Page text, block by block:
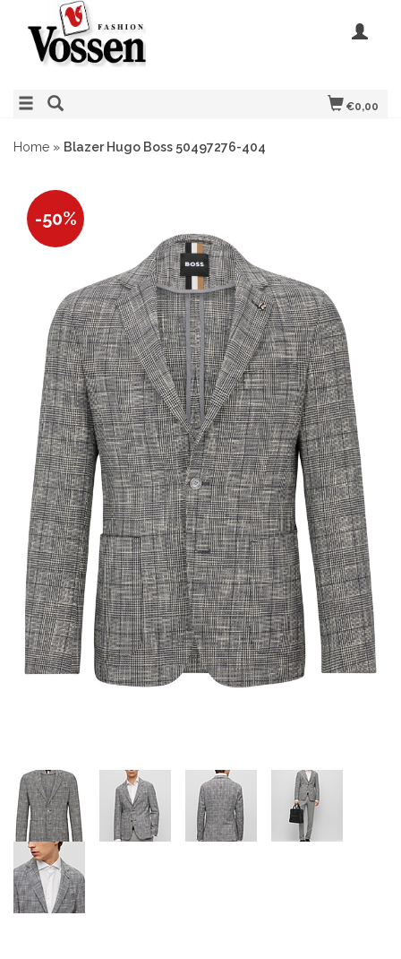
€0,00
Home » Blazer Hugo Boss 50497276-404
-50%